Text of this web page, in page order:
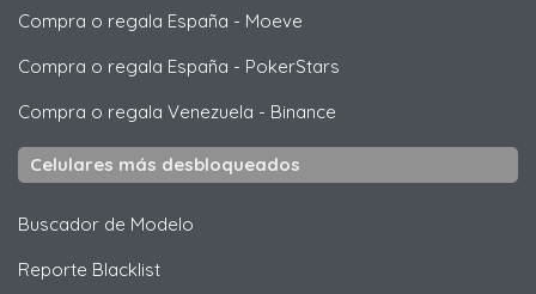
Compra o regala España - Moeve
Compra o regala España - PokerStars
Compra o regala Venezuela - Binance
Celulares más desbloqueados
Buscador de Modelo
Reporte Blacklist